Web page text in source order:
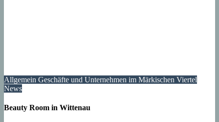
Allgemein Geschäfte und Unternehmen im Märkischen Viertel
News
Beauty Room in Wittenau